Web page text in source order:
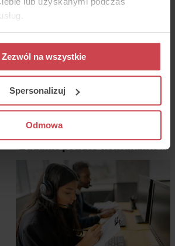
Zezwól na wszystkie
Spersonalizuj
Odmowa
jak i większe – sposób tłumaczenia
problemu klientowi, nieprawidłowe
mamy możliwość odsłuchania wszystkich
rozmów konsultanta, mamy jednak
możliwość obserwacji tego, jak oceniają
dodatkowe doszkalanie.. Możliwość
zostawiania ocen umożliwia system
Webankiety, który możesz zintegrować z
Thulium – więcej o naszej integracji
Badanie potrzeb konsultantów